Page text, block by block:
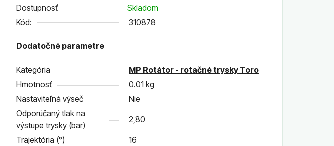
je
0,0
5
Dostupnosť
Skladom
Kód:
310878
Dodatočné parametre
Kategória
MP Rotátor - rotačné trysky Toro
Hmotnosť
0.01 kg
Nastaviteľná výseč
Nie
Odporúčaný tlak na
výstupe trysky (bar)
2,80
Trajektória (°)
16